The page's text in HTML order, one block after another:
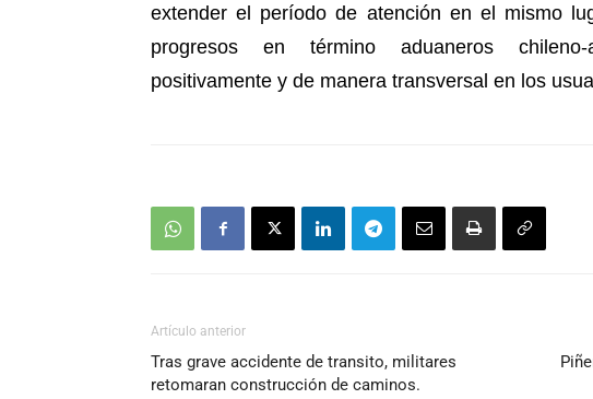
extender el período de atención en el mismo
progresos en término aduaneros chileno-
positivamente y de manera transversal en los
Artículo anterior
Tras grave accidente de transito, militares
retomaran construcción de caminos.